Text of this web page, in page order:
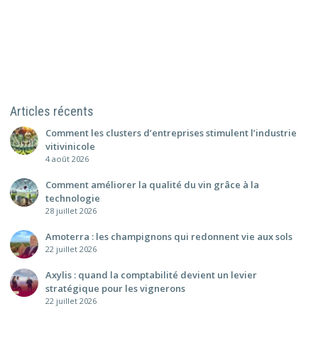
Articles récents
Comment les clusters d’entreprises stimulent l’industrie
vitivinicole
4 août 2026
Comment améliorer la qualité du vin grâce à la
technologie
28 juillet 2026
Amoterra : les champignons qui redonnent vie aux sols
22 juillet 2026
Axylis : quand la comptabilité devient un levier
stratégique pour les vignerons
22 juillet 2026